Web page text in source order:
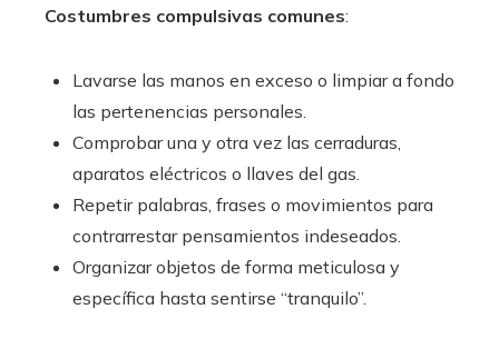
Costumbres compulsivas comunes:
Lavarse las manos en exceso o limpiar a fondo
las pertenencias personales.
Comprobar una y otra vez las cerraduras,
aparatos eléctricos o llaves del gas.
Repetir palabras, frases o movimientos para
contrarrestar pensamientos indeseados.
Organizar objetos de forma meticulosa y
específica hasta sentirse “tranquilo”.